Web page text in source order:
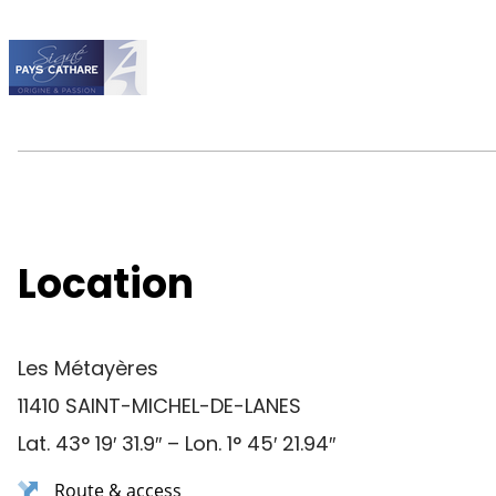
Location
Les Métayères
11410 SAINT-MICHEL-DE-LANES
Lat. 43° 19′ 31.9″ – Lon. 1° 45′ 21.94″
Route & access